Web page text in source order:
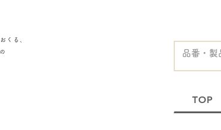
くる、
TOP